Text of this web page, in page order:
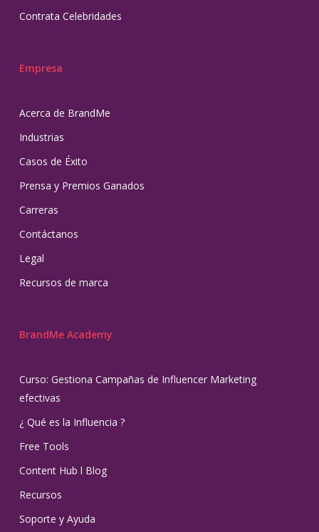
Contrata Celebridades
Empresa
Acerca de BrandMe
Industrias
Casos de Éxito
Prensa y Premios Ganados
Carreras
Contáctanos
Legal
Recursos de marca
BrandMe Academy
Curso: Gestiona Campañas de Influencer Marketing
efectivas
¿ Qué es la Influencia ?
Free Tools
Content Hub l Blog
Recursos
Soporte y Ayuda